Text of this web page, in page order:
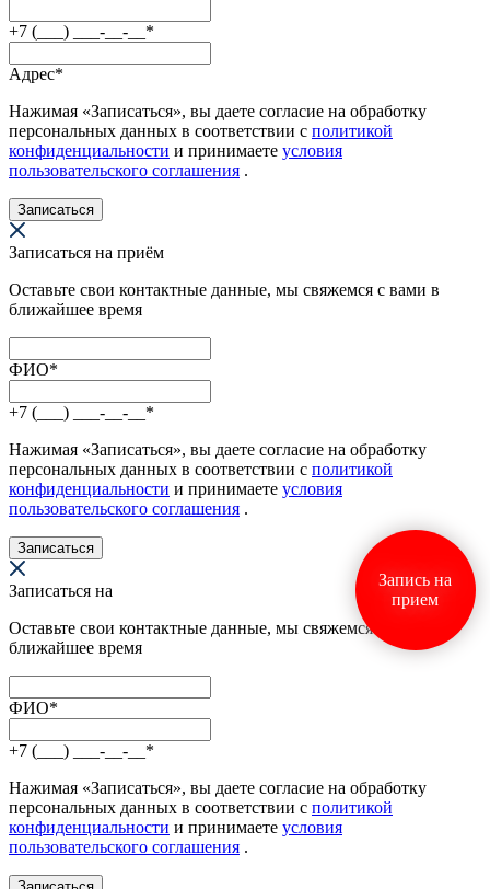
+7 (___) ___-__-__ *
Адрес*
Нажимая «Записаться», вы даете согласие на обработку
персональных данных в соответствии с политикой
конфиденциальности и принимаете условия
пользовательского соглашения .
Записаться
Записаться на приём
Оставьте свои контактные данные, мы свяжемся с вами в
ближайшее время
ФИО*
+7 (___) ___-__-__ *
Нажимая «Записаться», вы даете согласие на обработку
персональных данных в соответствии с политикой
конфиденциальности и принимаете условия
пользовательского соглашения .
Записаться
Записаться на
Оставьте свои контактные данные, мы свяжемся с вами в
ближайшее время
ФИО*
+7 (___) ___-__-__ *
Нажимая «Записаться», вы даете согласие на обработку
персональных данных в соответствии с политикой
конфиденциальности и принимаете условия
пользовательского соглашения .
Записаться
Запись на
прием